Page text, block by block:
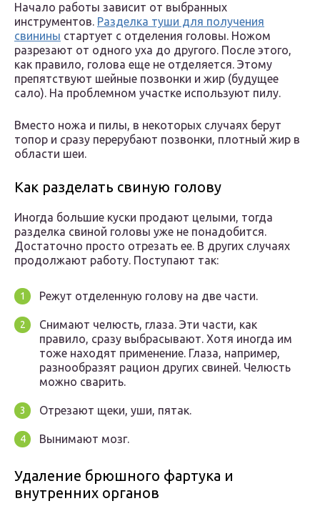
Начало работы зависит от выбранных
инструментов. Разделка туши для получения
свинины стартует с отделения головы. Ножом
разрезают от одного уха до другого. После этого,
как правило, голова еще не отделяется. Этому
препятствуют шейные позвонки и жир (будущее
сало). На проблемном участке используют пилу.
Вместо ножа и пилы, в некоторых случаях берут
топор и сразу перерубают позвонки, плотный жир в
области шеи.
Как разделать свиную голову
Иногда большие куски продают целыми, тогда
разделка свиной головы уже не понадобится.
Достаточно просто отрезать ее. В других случаях
продолжают работу. Поступают так:
Режут отделенную голову на две части.
Снимают челюсть, глаза. Эти части, как
правило, сразу выбрасывают. Хотя иногда им
тоже находят применение. Глаза, например,
разнообразят рацион других свиней. Челюсть
можно сварить.
Отрезают щеки, уши, пятак.
Вынимают мозг.
Удаление брюшного фартука и
внутренних органов